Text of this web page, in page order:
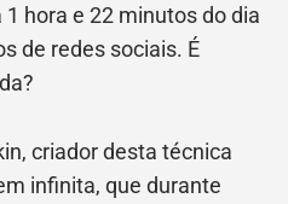
hora e 22 minutos do dia
de redes sociais. É
criador desta técnica
infinita, que durante